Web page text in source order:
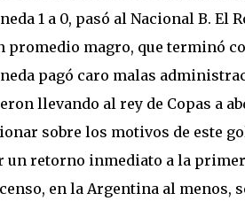
1 a 0, pasó al Nacional B. El
promedio magro, que terminó
pagó caro malas
llevando al rey de Copas a
sobre los motivos de este
un retorno inmediato a la
en la Argentina al menos,